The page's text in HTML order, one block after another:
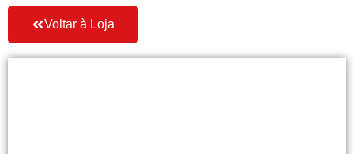
Voltar à Loja